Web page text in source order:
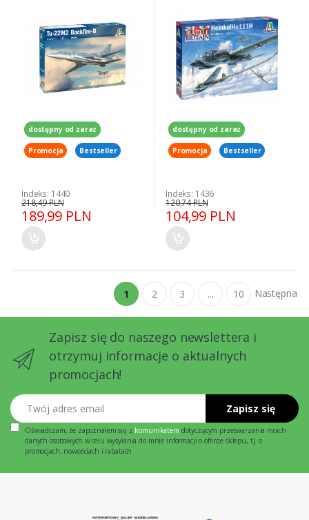
dostępny od zaraz
Promocja Bestseller
Indeks: 1440
189,99 PLN
218,49 PLN
dostępny od zaraz
Promocja Bestseller
Indeks: 1436
104,99 PLN
120,74 PLN
1 2 3 ... 10 Następna
Zapisz się do naszego newslettera i
otrzymuj informacje o aktualnych
promocjach!
Twój adres email
Zapisz się
Oświadczam, że zapoznałem się z komunikatem dotyczącym przetwarzania moich
danych osobowych w celu wysyłania do mnie informacji o ofercie sklepu, tj. o
promocjach, nowościach i rabatach